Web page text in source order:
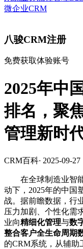
微企业CRM
八骏CRM注册
免费获取体验账号
2025年中
排名，聚
管理新时
CRM百科· 2025-09-27
在全球制造业智
动下，2025年的中国
战。据前瞻数据，行
压力加剧、个性化需
业向精细化管理与数
整合客户全生命周期
的CRM系统，从辅助